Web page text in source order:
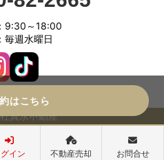
9:30～18:00
毎週水曜日
真永不動産
はこちら
イン 不動産売却 お問合せ